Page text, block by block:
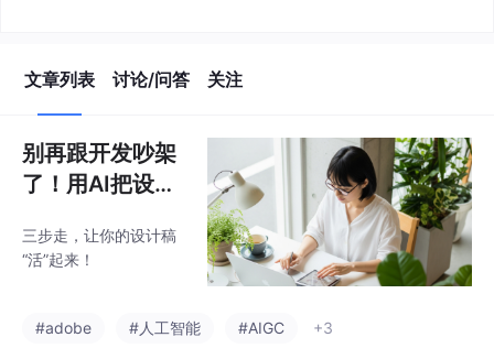
文章列表 讨论/问答 关注
别再跟开发吵架
了！用AI把设计
三步走，让你的设计稿
“活”起来！
#adobe #人工智能 #AIGC +3